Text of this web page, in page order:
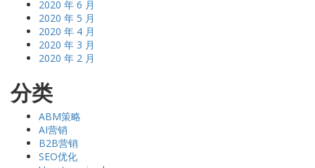
2020 年 6 月
2020 年 5 月
2020 年 4 月
2020 年 3 月
2020 年 2 月
分类
ABM策略
AI营销
B2B营销
SEO优化